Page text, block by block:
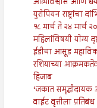
युरोपियन राष्ट्रांचा
१८ मार्च ते २४ मार्च
महिलांविषयी योग्य
ईडीचा आसूड
रशियाच्या
हिजाब
‘जकात समृद्धीदायक
वाईट वृत्तीला